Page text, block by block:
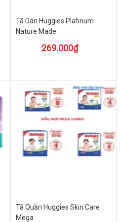
Tã Dán Huggies Platinum
Nature Made
269.000₫
Tã Quần Huggies Skin Care
Mega